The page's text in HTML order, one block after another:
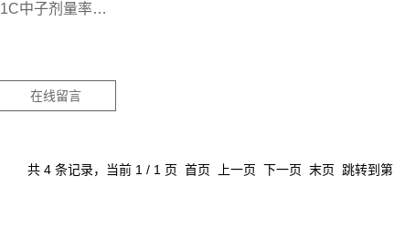
日本ALOKA TPS-451C中子剂量率巡测仪
在线留言
共 4 条记录，当前 1 / 1 页 首页 上一页 下一页 末页 跳转到第